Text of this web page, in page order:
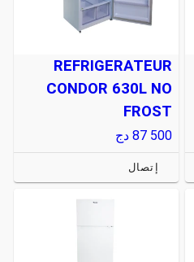
REFRIGERATEUR
CONDOR 630L NO
FROST
87 500 دج
إتصال